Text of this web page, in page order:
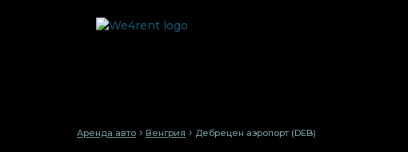
Аренда авто › Венгрия › Дебрецен aэропорт (DEB)